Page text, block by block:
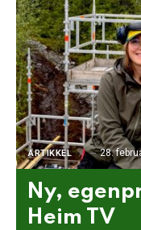
ARTIKKEL 28.
Ny,
Heim TV